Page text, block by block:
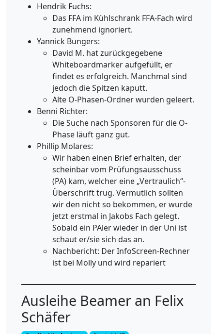
Hendrik Fuchs:
Das FFA im Kühlschrank FFA-Fach wird
zunehmend ignoriert.
Yannick Bungers:
David M. hat zurückgegebene
Whiteboardmarker aufgefüllt, er
findet es erfolgreich. Manchmal sind
jedoch die Spitzen kaputt.
Alte O-Phasen-Ordner wurden geleert.
Benni Richter:
Die Suche nach Sponsoren für die O-
Phase läuft ganz gut.
Phillip Molares:
Wir haben einen Brief erhalten, der
scheinbar vom Prüfungsausschuss
(PA) kam, welcher eine „Vertraulich“-
Überschrift trug. Vermutlich sollten
wir den nicht so bekommen, er wurde
jetzt erstmal in Jakobs Fach gelegt.
Sobald ein PAler wieder in der Uni ist
schaut er/sie sich das an.
Nachbericht: Der InfoScreen-Rechner
ist bei Molly und wird repariert
Ausleihe Beamer an Felix
Schäfer